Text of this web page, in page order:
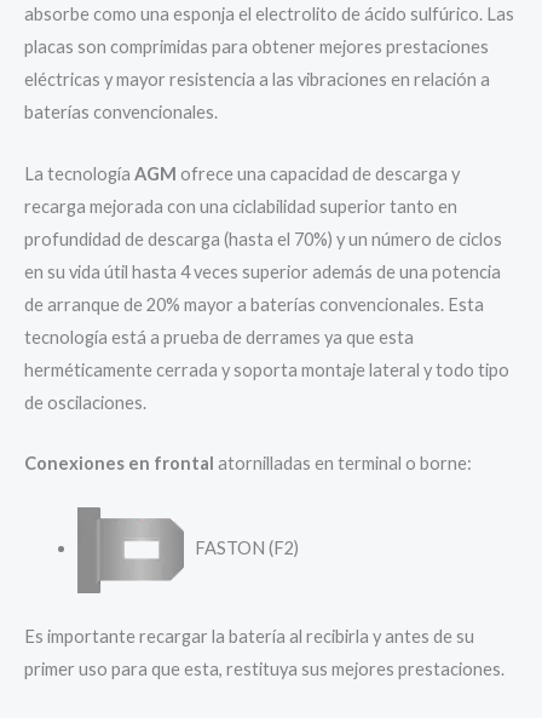
absorbe como una esponja el electrolito de ácido sulfúrico. Las
placas son comprimidas para obtener mejores prestaciones
eléctricas y mayor resistencia a las vibraciones en relación a
baterías convencionales.
La tecnología AGM ofrece una capacidad de descarga y
recarga mejorada con una ciclabilidad superior tanto en
profundidad de descarga (hasta el 70%) y un número de ciclos
en su vida útil hasta 4 veces superior además de una potencia
de arranque de 20% mayor a baterías convencionales. Esta
tecnología está a prueba de derrames ya que esta
herméticamente cerrada y soporta montaje lateral y todo tipo
de oscilaciones.
Conexiones en frontal atornilladas en terminal o borne:
FASTON (F2)
Es importante recargar la batería al recibirla y antes de su
primer uso para que esta, restituya sus mejores prestaciones.